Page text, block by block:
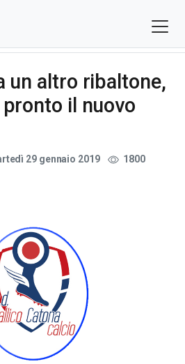
un altro ribaltone,
il nuovo
29 gennaio 2019 1800